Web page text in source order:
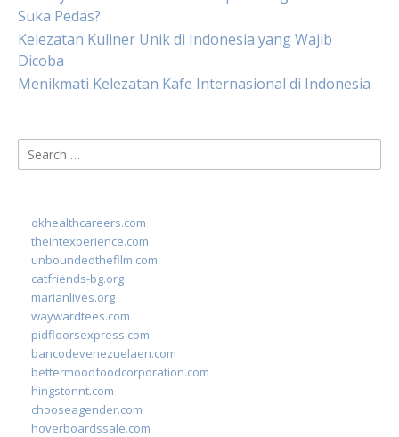
Suka Pedas?
Kelezatan Kuliner Unik di Indonesia yang Wajib
Dicoba
Menikmati Kelezatan Kafe Internasional di Indonesia
Search
for:
okhealthcareers.com
theintexperience.com
unboundedthefilm.com
catfriends-bg.org
marianlives.org
waywardtees.com
pidfloorsexpress.com
bancodevenezuelaen.com
bettermoodfoodcorporation.com
hingstonnt.com
chooseagender.com
hoverboardssale.com